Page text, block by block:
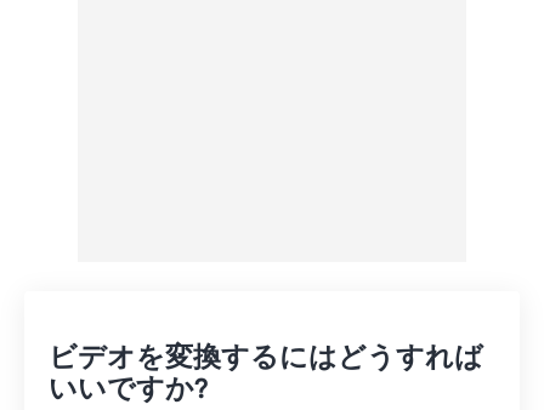
ビデオを変換するにはどうすれば
いいですか?